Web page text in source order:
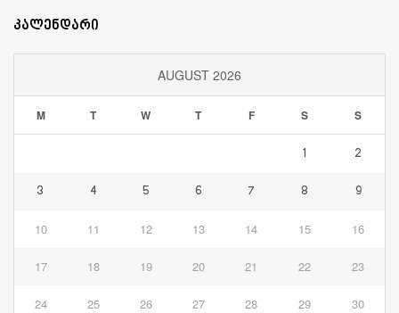
კალენდარი
AUGUST 2026
M T W T F S S
1 2
3 4 5 6 7 8 9
10 11 12 13 14 15 16
17 18 19 20 21 22 23
24 25 26 27 28 29 30